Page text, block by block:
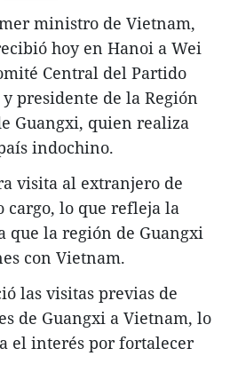
ministro de Vietnam,
hoy en Hanoi a Wei
Central del Partido
presidente de la Región
Guangxi, quien realiza
indochino.
visita al extranjero de
cargo, lo que refleja la
que la región de Guangxi
con Vietnam.
las visitas previas de
de Guangxi a Vietnam, lo
el interés por fortalecer